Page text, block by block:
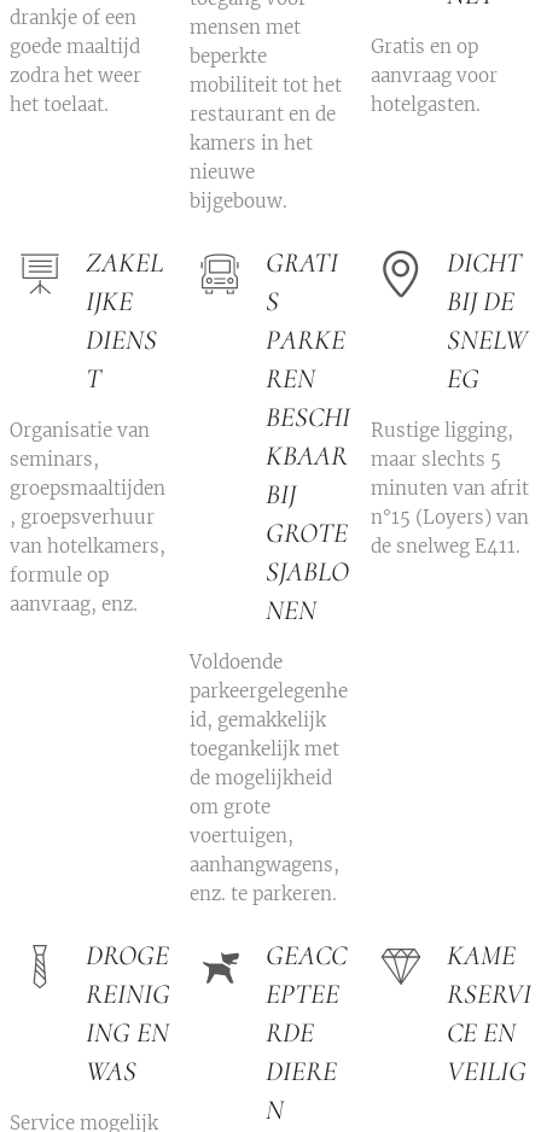
drankje of een
goede maaltijd
zodra het weer
het toelaat.
mensen met
beperkte
mobiliteit tot het
restaurant en de
kamers in het
nieuwe
bijgebouw.
Gratis en op
aanvraag voor
hotelgasten.
ZAKEL
IJKE
DIENS
T
Organisatie van
seminars,
groepsmaaltijden
, groepsverhuur
van hotelkamers,
formule op
aanvraag, enz.
GRATI
S
PARKE
REN
BESCHI
KBAAR
BIJ
GROTE
SJABLO
NEN
Voldoende
parkeergelegenhe
id, gemakkelijk
toegankelijk met
de mogelijkheid
om grote
voertuigen,
aanhangwagens,
enz. te parkeren.
DICHT
BIJ DE
SNELW
EG
Rustige ligging,
maar slechts 5
minuten van afrit
n°15 (Loyers) van
de snelweg E411.
DROGE
REINIG
ING EN
WAS
Service mogelijk
GEACC
EPTEE
RDE
DIERE
N
KAME
RSERVI
CE EN
VEILIG